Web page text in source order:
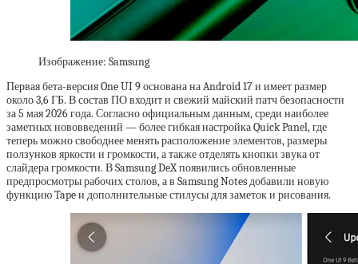
Изображение: Samsung
Первая бета-версия One UI 9 основана на Android 17 и имеет размер
около 3,6 ГБ. В состав ПО входит и свежий майский патч безопасности
за 5 мая 2026 года. Согласно официальным данным, среди наиболее
заметных нововведений — более гибкая настройка Quick Panel, где
теперь можно свободнее менять расположение элементов, размеры
ползунков яркости и громкости, а также отделять кнопки звука от
слайдера громкости. В Samsung DeX появились обновленные
предпросмотры рабочих столов, а в Samsung Notes добавили новую
функцию Tape и дополнительные стилусы для заметок и рисования.